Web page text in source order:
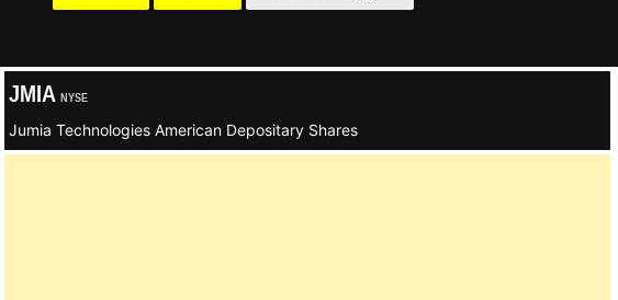
JMIA NYSE
Jumia Technologies American Depositary Shares